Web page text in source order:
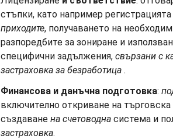
стъпки, като например регистрацията
приходите, получаването на
разпоредбите за зониране и
специфични задължения, свързани с
застраховка за безработица .
Финансова и данъчна подготовка:
включително откриване на
създаване на счетоводна система и
застраховка.